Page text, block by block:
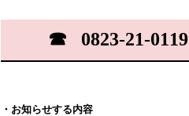
☎ 0823-21-
・お知らせする内容